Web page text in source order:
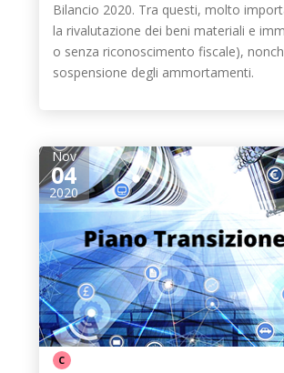
Bilancio 2020. Tra questi, molto
la rivalutazione dei beni materiali e
o senza riconoscimento fiscale),
sospensione degli ammortamenti.
Nov
04
2020
C